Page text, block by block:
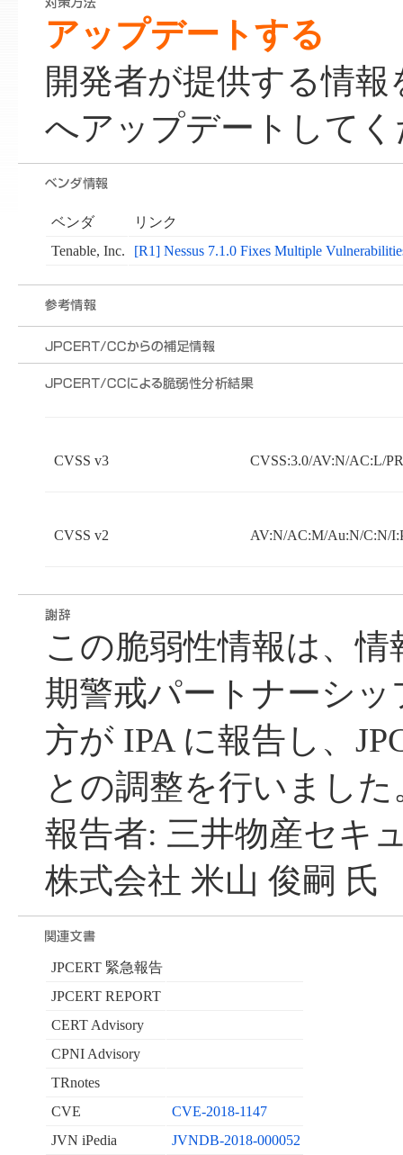
アップデートする
開発者が提供する情
へアップデートして
ベンダ
リンク
Tenable, Inc.
[R1] Nessus 7.1.0 Fixes Multiple
CVSS v3 CVSS:3.0/AV:N/AC:L/
CVSS v2 AV:N/AC:M/Au:N/C:N/
この脆弱性情報は、
期警戒パートナーシ
方が IPA に報告し、
との調整を行いました
報告者: 三井物産セキ
株式会社 米山 俊嗣 氏
JPCERT 緊急報告
JPCERT REPORT
CERT Advisory
CPNI Advisory
TRnotes
CVE
CVE-2018-1147
JVN iPedia
JVNDB-2018-000052